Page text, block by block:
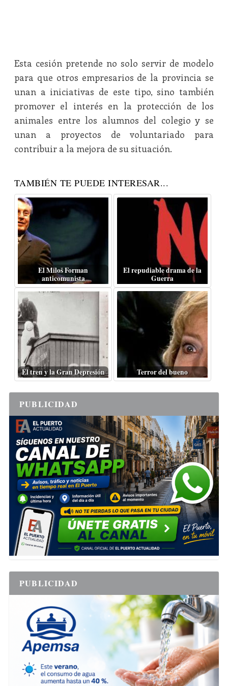
Esta cesión pretende no solo servir de modelo
para que otros empresarios de la provincia se
unan a iniciativas de este tipo, sino también
promover el interés en la protección de los
animales entre los alumnos del colegio y se
unan a proyectos de voluntariado para
contribuir a la mejora de su situación.
TAMBIÉN TE PUEDE INTERESAR...
El Miloš Forman
anticomunista
El repudiable drama de la
Guerra
El tren y la Gran Depresión Terror del bueno
PUBLICIDAD
PUBLICIDAD